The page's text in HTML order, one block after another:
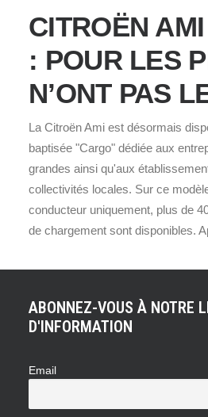
CITROËN
: POUR LES
N’ONT PAS
La Citroën Ami est désormais
baptisée "Cargo" dédiée aux
grandes ainsi qu'aux
collectivités locales. Sur ce
conducteur uniquement, plus de
de chargement sont disponibles.
ABONNEZ-VOUS À NOTRE
D'INFORMATION
Email